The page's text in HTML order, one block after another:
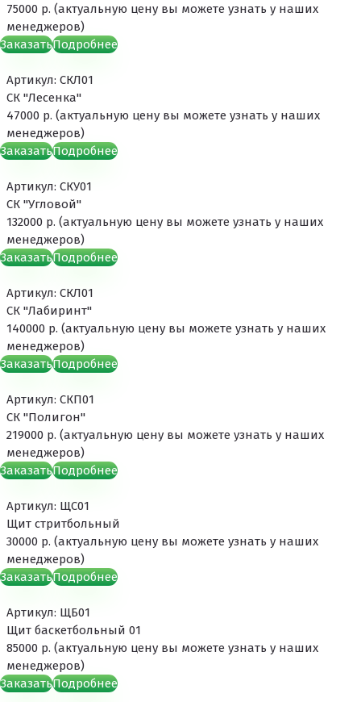
75000 р. (актуальную цену вы можете узнать у наших
менеджеров)
ЗаказатьПодробнее
Артикул: СКЛ01
СК "Лесенка"
47000 р. (актуальную цену вы можете узнать у наших
менеджеров)
ЗаказатьПодробнее
Артикул: СКУ01
СК "Угловой"
132000 р. (актуальную цену вы можете узнать у наших
менеджеров)
ЗаказатьПодробнее
Артикул: СКЛ01
СК "Лабиринт"
140000 р. (актуальную цену вы можете узнать у наших
менеджеров)
ЗаказатьПодробнее
Артикул: СКП01
СК "Полигон"
219000 р. (актуальную цену вы можете узнать у наших
менеджеров)
ЗаказатьПодробнее
Артикул: ЩС01
Щит стритбольный
30000 р. (актуальную цену вы можете узнать у наших
менеджеров)
ЗаказатьПодробнее
Артикул: ЩБ01
Щит баскетбольный 01
85000 р. (актуальную цену вы можете узнать у наших
менеджеров)
ЗаказатьПодробнее